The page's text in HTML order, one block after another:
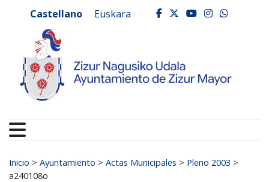
Ayuntamiento de
Castellano Euskara facebook
twitter
youtube
Buscar:
Inicio > Ayuntamiento > Actas Municipales > Pleno 2003 >
a240108o